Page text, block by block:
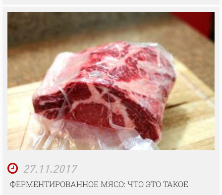
27.11.2017
ФЕРМЕНТИРОВАННОЕ МЯСО: ЧТО ЭТО ТАКОЕ